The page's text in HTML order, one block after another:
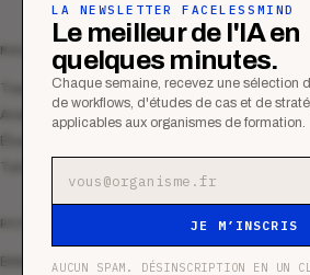
LA NEWSLETTER FACELESSMIND
Le meilleur de l'IA en
quelques minutes.
Chaque semaine, recevez une sélection
de workflows, d'études de cas et de
applicables aux organismes de formation.
JE M’INSCRIS
AUCUN SPAM. DÉSINSCRIPTION EN UN
MAGAZINE
Tous les articles
Analyses
Études de cas
Tutoriels
RESSOURCES
Bibliothèque